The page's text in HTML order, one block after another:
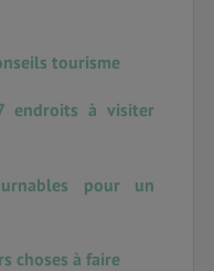
tourisme
endroits à visiter
pour un
choses à faire